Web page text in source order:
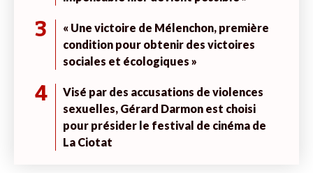
3
« Une victoire de Mélenchon, première
condition pour obtenir des victoires
sociales et écologiques »
4
Visé par des accusations de violences
sexuelles, Gérard Darmon est choisi
pour présider le festival de cinéma de
La Ciotat